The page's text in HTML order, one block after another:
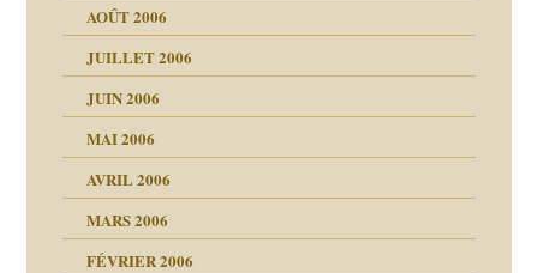
AOÛT 2006
JUILLET 2006
JUIN 2006
MAI 2006
AVRIL 2006
MARS 2006
FÉVRIER 2006